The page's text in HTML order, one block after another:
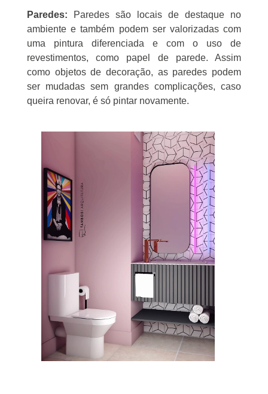
Paredes: Paredes são locais de destaque no
ambiente e também podem ser valorizadas com
uma pintura diferenciada e com o uso de
revestimentos, como papel de parede. Assim
como objetos de decoração, as paredes podem
ser mudadas sem grandes complicações, caso
queira renovar, é só pintar novamente.